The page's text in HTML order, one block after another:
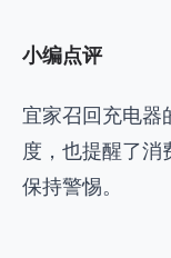
小编点评
宜家召回充电器
度，也提醒了消
保持警惕。